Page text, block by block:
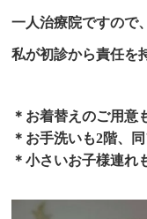
一人治療院ですので
私が初診から責任を
＊ お着替えのご用意
＊お手洗いも2階、
＊小さいお子様連れ